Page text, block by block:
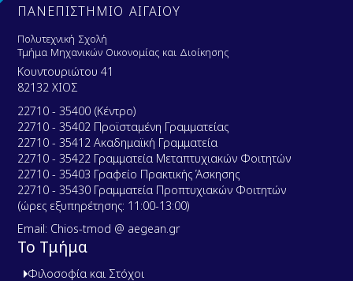
ΠΑΝΕΠΙΣΤΗΜΙΟ ΑΙΓΑΙΟΥ
Πολυτεχνική Σχολή
Τμήμα Μηχανικών Οικονομίας και Διοίκησης
Κουντουριώτου 41
82132 ΧΙΟΣ
22710 - 35400 (Κέντρο)
22710 - 35402 Προϊσταμένη Γραμματείας
22710 - 35412 Ακαδημαϊκή Γραμματεία
22710 - 35422 Γραμματεία Μεταπτυχιακών Φοιτητών
22710 - 35403 Γραφείο Πρακτικής Άσκησης
22710 - 35430 Γραμματεία Προπτυχιακών Φοιτητών
(ώρες εξυπηρέτησης: 11:00-13:00)
Email: Chios-tmod @ aegean.gr
Το Τμήμα
Φιλοσοφία και Στόχοι